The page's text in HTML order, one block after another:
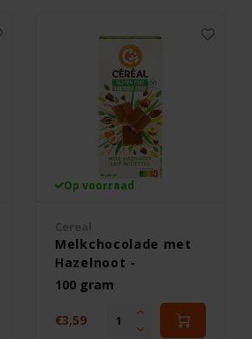
Op voorraad
Melkchocolade met
Hazelnoot -
Glutenvrij
100 gram
€3,59